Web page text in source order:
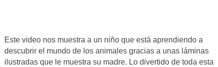
Este video nos muestra a un niño que está aprendiendo a
descubrir el mundo de los animales gracias a unas láminas
ilustradas que le muestra su madre. Lo divertido de toda esta